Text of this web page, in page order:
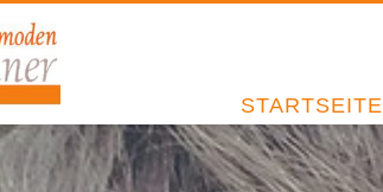
STARTSEITE